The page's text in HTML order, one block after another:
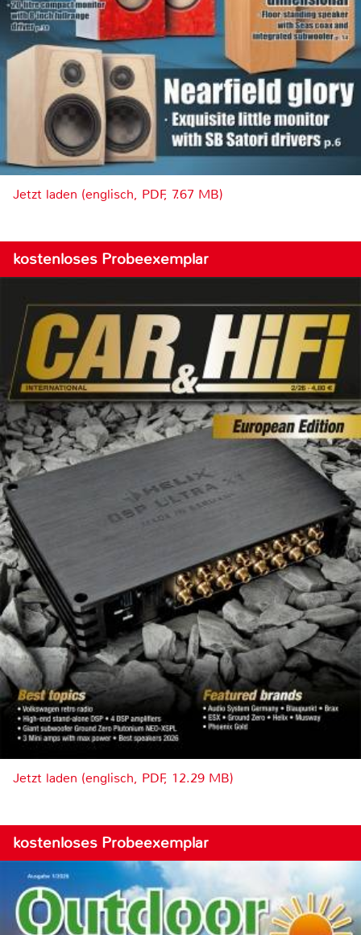
Jetzt laden (englisch, PDF, 7.67 MB)
kostenloses Probeexemplar
Jetzt laden (englisch, PDF, 12.29 MB)
kostenloses Probeexemplar